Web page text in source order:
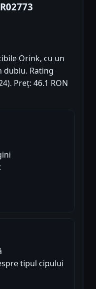
Orink, cu un
Rating
Preț: 46.1 RON
tipul cipului